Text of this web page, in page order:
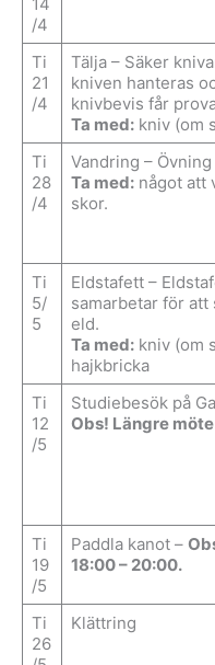
/4
Ti
21
/4
Tälja – Säker
kniven hanteras
knivbevis får
Ta med:kniv (om
Ti
28
/4
Vandring –
Ta med:något att
skor.
Ti
5/
5
Eldstafett –
samarbetar för
eld.
Ta med:kniv (om
hajkbricka
Ti
12
/5
Studiebesök på
Obs! Längre
Ti
19
/5
Paddla kanot –
18:00 – 20:00.
Ti
26
Klättring